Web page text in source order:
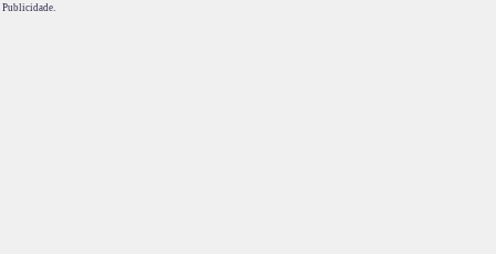
Publicidade.